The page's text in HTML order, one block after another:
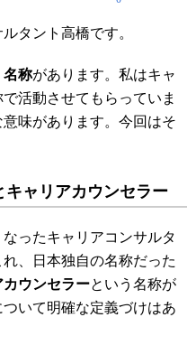
タント高橋です。
名称があります。私はキャ
活動させてもらっていま
味があります。今回はそ
ャリアカウンセラー
ったキャリアコンサルタ
、日本独自の名称だった
カウンセラーという名称が
いて明確な定義づけはあ